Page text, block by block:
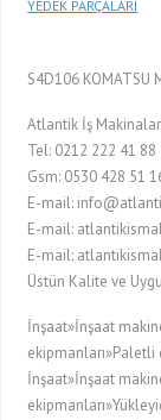
YEDEK PARÇALARI
S4D106 KOMATSU
Atlantik İş
Tel: 0212 222 41 88
Gsm: 0530 428 51
E-mail:
E-mail:
E-mail:
Üstün Kalite ve
İnşaat»İnşaat
ekipmanları»Paletli
İnşaat»İnşaat